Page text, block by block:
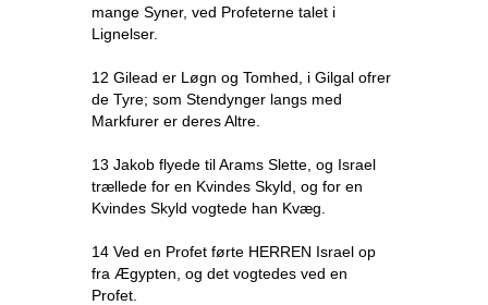
mange Syner, ved Profeterne talet i
Lignelser.
12 Gilead er Løgn og Tomhed, i Gilgal ofrer
de Tyre; som Stendynger langs med
Markfurer er deres Altre.
13 Jakob flyede til Arams Slette, og Israel
trællede for en Kvindes Skyld, og for en
Kvindes Skyld vogtede han Kvæg.
14 Ved en Profet førte HERREN Israel op
fra Ægypten, og det vogtedes ved en
Profet.